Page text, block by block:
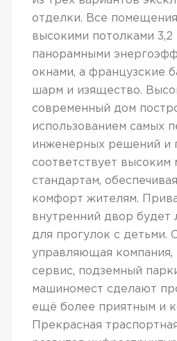
отделки. Все
высокими потолками 3,2
панорамными
окнами, а французские
шарм и изящество.
современный дом
использованием самых
инженерных решений и
соответствует
стандартам,
комфорт жителям.
внутренний двор
для прогулок с детьми.
управляющая компания,
сервис, подземный
машиномест сделают
ещё более приятным и
Прекрасная